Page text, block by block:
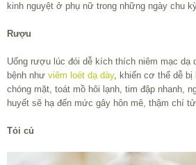
kinh nguyệt ở phụ nữ trong những ngày chu
Rượu
Uống rượu lúc đói dễ kích thích niêm mạc dạ
bệnh như viêm loét dạ dày, khiến cơ thể dễ bị
chóng mặt, toát mồ hôi lạnh, tim đập nhanh,
huyết sẽ hạ đến mức gây hôn mê, thậm chí
Tỏi củ